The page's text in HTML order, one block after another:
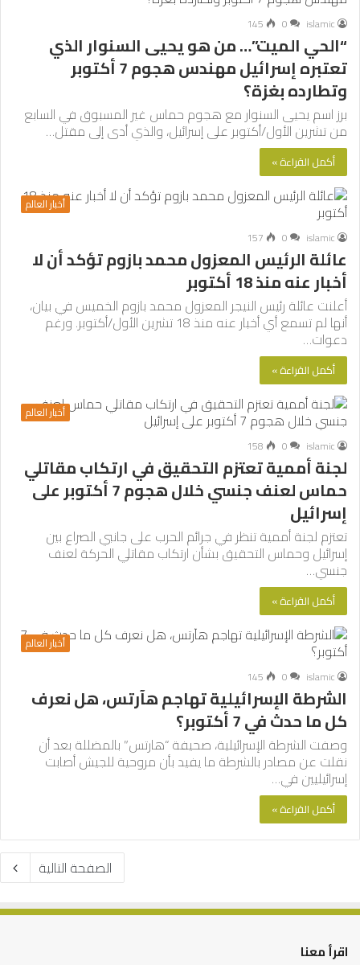
islamic
0
145
“الحي الميت”… من هو يحيى السنوار الذي
تعتبره إسرائيل مهندس هجوم 7 أكتوبر
وتطارده بغزة؟
برز اسم يحيى السنوار مع هجوم حماس غير المسبوق في السابع
من تشرين الأول/أكتوبر على إسرائيل، والذي أدى إلى مقتل…
أكمل القراءة »
أخبار العالم
islamic
0
157
عائلة الرئيس المعزول محمد بازوم تؤكد أن لا
أخبار عنه منذ 18 أكتوبر
أعلنت عائلة رئيس النيجر المعزول محمد بازوم الخميس في بيان،
أنها لم تسمع أي أخبار عنه منذ 18 تشرين الأول/أكتوبر. ورغم
دعوات…
أكمل القراءة »
أخبار العالم
islamic
0
158
لجنة أممية تعتزم التحقيق في ارتكاب مقاتلي
حماس لعنف جنسي خلال هجوم 7 أكتوبر على
إسرائيل
تعتزم لجنة أممية تنظر في جرائم الحرب على جانبي الصراع بين
إسرائيل وحماس التحقيق بشأن ارتكاب مقاتلي الحركة لعنف
جنسي…
أكمل القراءة »
أخبار العالم
islamic
0
145
الشرطة الإسرائيلية تهاجم هآرتس، هل نعرف
كل ما حدث في 7 أكتوبر؟
وصفت الشرطة الإسرائيلية، صحيفة “هارتس” بالمضللة بعد أن
نقلت عن مصادر بالشرطة ما يفيد بأن مروحية للجيش أصابت
إسرائيليين في…
أكمل القراءة »
الصفحة التالية
اقرأ معنا